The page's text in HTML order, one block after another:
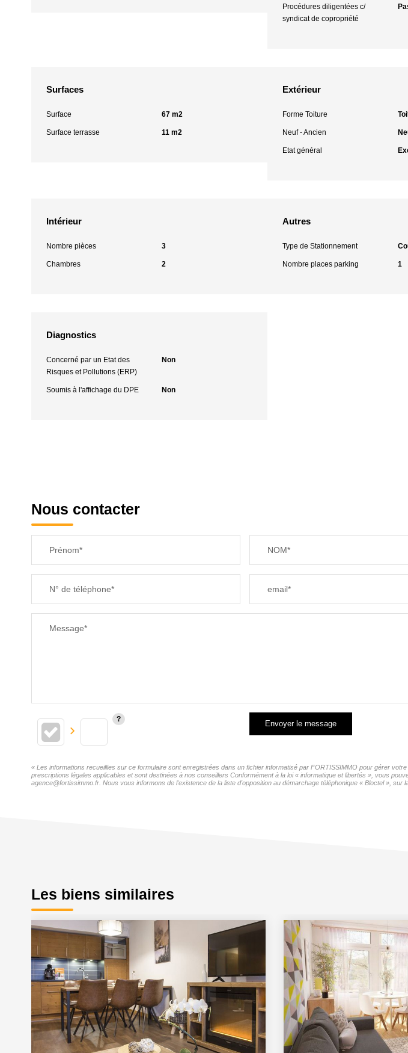
Procédures diligentées c/
syndicat de copropriété
Surfaces
Surface 67 m2
Surface terrasse 11 m2
Extérieur
Forme Toiture
Neuf - Ancien
Etat général
Intérieur
Nombre pièces 3
Chambres 2
Autres
Type de Stationnement
Nombre places parking 1
Diagnostics
Concerné par un Etat des
Risques et Pollutions (ERP)
Non
Soumis à l'affichage du DPE Non
Nous contacter
Prénom* NOM*
N° de téléphone* email*
Message*
Envoyer le message
« Les informations recueillies sur ce formulaire sont enregistrées dans un fichier informatisé par FORTISSIMMO pour gérer
prescriptions légales applicables et sont destinées à nos conseillers Conformément à la loi « informatique et libertés », vous
agence@fortissimmo.fr. Nous vous informons de l'existence de la liste d'opposition au démarchage téléphonique « Bloctel », sur
Les biens similaires